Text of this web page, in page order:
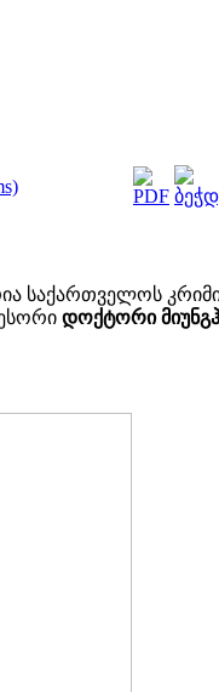
საქართველოს
დოქტორი